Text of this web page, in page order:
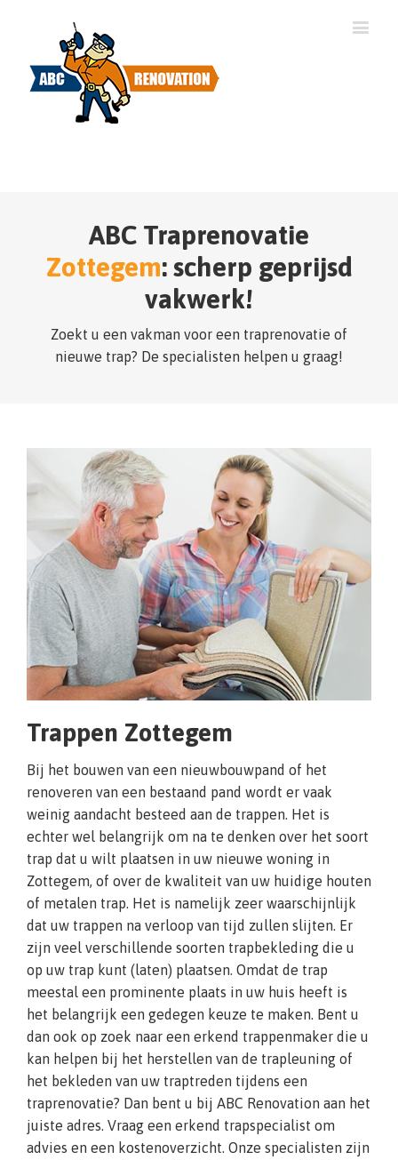
ABC Traprenovatie
Zottegem: scherp geprijsd
vakwerk!
Zoekt u een vakman voor een traprenovatie of
nieuwe trap? De specialisten helpen u graag!
Trappen Zottegem
Bij het bouwen van een nieuwbouwpand of het
renoveren van een bestaand pand wordt er vaak
weinig aandacht besteed aan de trappen. Het is
echter wel belangrijk om na te denken over het soort
trap dat u wilt plaatsen in uw nieuwe woning in
Zottegem, of over de kwaliteit van uw huidige houten
of metalen trap. Het is namelijk zeer waarschijnlijk
dat uw trappen na verloop van tijd zullen slijten. Er
zijn veel verschillende soorten trapbekleding die u
op uw trap kunt (laten) plaatsen. Omdat de trap
meestal een prominente plaats in uw huis heeft is
het belangrijk een gedegen keuze te maken. Bent u
dan ook op zoek naar een erkend trappenmaker die u
kan helpen bij het herstellen van de trapleuning of
het bekleden van uw traptreden tijdens een
traprenovatie? Dan bent u bij ABC Renovation aan het
juiste adres. Vraag een erkend trapspecialist om
advies en een kostenoverzicht. Onze specialisten zijn